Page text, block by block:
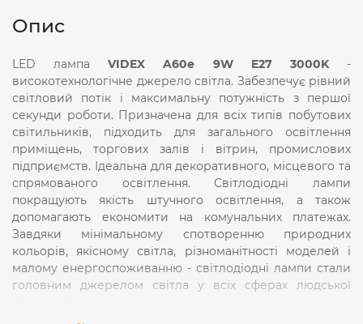
Опис
LED лампаVIDEX A60e 9W E27 3000K-
високотехнологічне джерело світла. Забезпечує рівний
світловий потік і максимальну потужність з першої
секунди роботи. Призначена для всіх типів побутових
світильників, підходить для загального освітлення
приміщень, торгових залів і вітрин, промислових
підприємств. Ідеальна для декоративного, місцевого та
спрямованого освітлення. Світлодіодні лампи
покращують якість штучного освітлення, а також
допомагають економити на комунальних платежах.
Завдяки мінімальному спотворенню природних
кольорів, якісному світла, різноманітності моделей і
малому енергоспоживанню - світлодіодні лампи стали
головним джерелом світла у всіх сферах людської